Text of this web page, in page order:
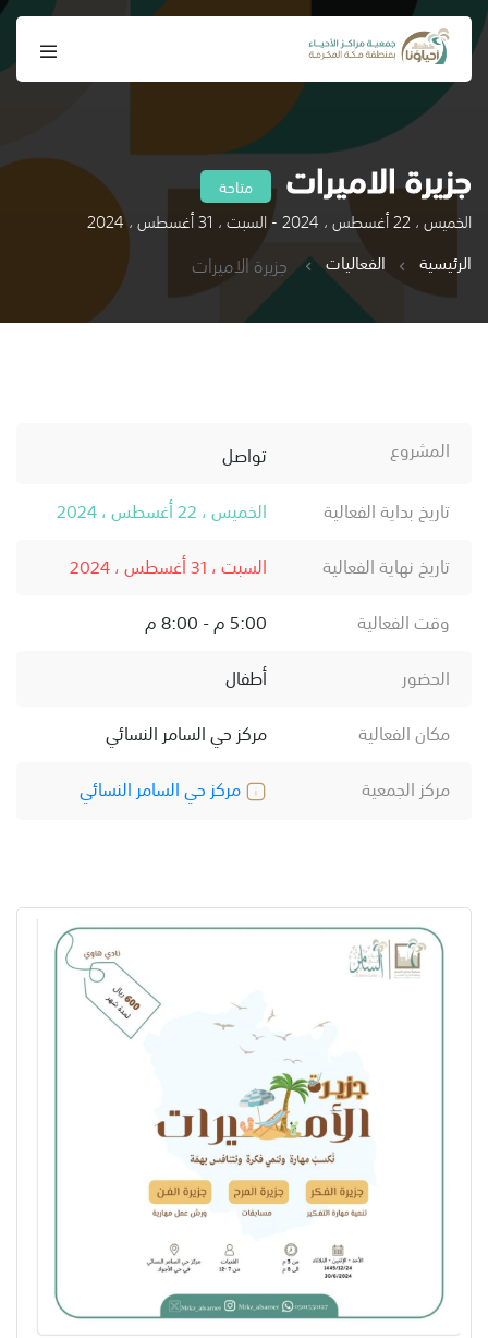
جزيرة الاميرات متاحة
الخميس ، 22 أغسطس ، 2024 - السبت ، 31 أغسطس ، 2024
الرئيسية
الفعاليات جزيرة الاميرات
المشروع
تواصل
تاريخ بداية الفعالية
الخميس ، 22 أغسطس ، 2024
تاريخ نهاية الفعالية
السبت ، 31 أغسطس ، 2024
وقت الفعالية
5:00 م - 8:00 م
الحضور
أطفال
مكان الفعالية
مركز حي السامر النسائي
مركز الجمعية
مركز حي السامر النسائي